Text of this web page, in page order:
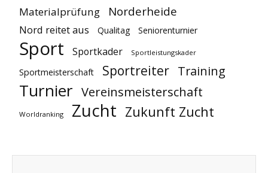
Materialprüfung Norderheide
Nord reitet aus Qualitag Seniorenturnier
Sport Sportkader Sportleistungskader
Sportmeisterschaft Sportreiter Training
Turnier Vereinsmeisterschaft
Worldranking Zucht Zukunft Zucht